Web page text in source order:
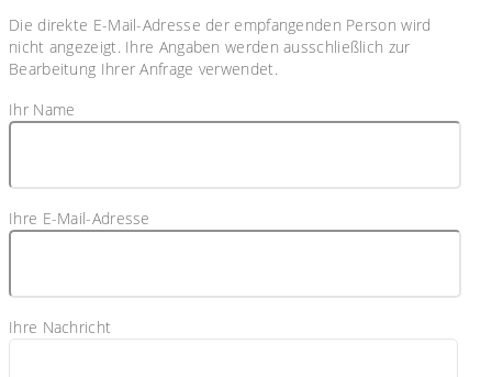
Die direkte E-Mail-Adresse der empfangenden Person wird
nicht angezeigt. Ihre Angaben werden ausschließlich zur
Bearbeitung Ihrer Anfrage verwendet.
Ihr Name
Ihre E-Mail-Adresse
Ihre Nachricht